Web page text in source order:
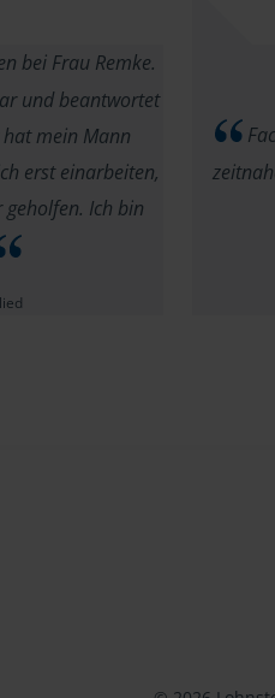
bei Frau Remke.
und beantwortet
mein Mann
erst einarbeiten,
Ich bin